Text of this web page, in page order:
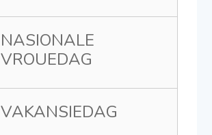
NASIONALE
VROUEDAG
VAKANSIEDAG